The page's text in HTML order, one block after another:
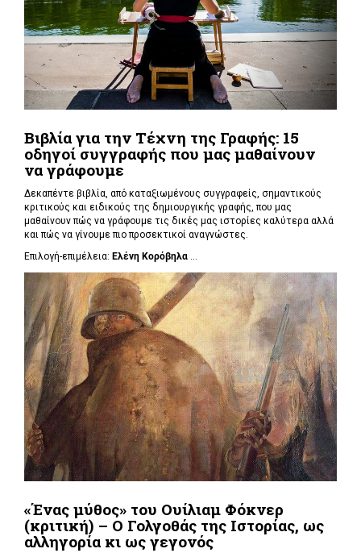
Βιβλία για την Τέχνη της Γραφής: 15
οδηγοί συγγραφής που μας μαθαίνουν
να γράφουμε
Δεκαπέντε βιβλία, από καταξιωμένους συγγραφείς, σημαντικούς
κριτικούς και ειδικούς της δημιουργικής γραφής, που μας
μαθαίνουν πώς να γράφουμε τις δικές μας ιστορίες καλύτερα αλλά
και πώς να γίνουμε πιο προσεκτικοί αναγνώστες.
Επιλογή-επιμέλεια: Ελένη Κορόβηλα ...
«Ένας μύθος» του Ουίλιαμ Φόκνερ
(κριτική) – Ο Γολγοθάς της Ιστορίας, ως
αλληγορία κι ως γεγονός